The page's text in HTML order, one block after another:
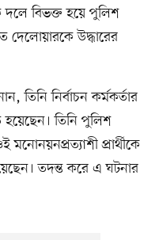
দলে বিভক্ত হয়ে পুলিশ
উদ্ধারের
তিনি নির্বাচন কর্মকর্তার
হয়েছেন। তিনি পুলিশ
মনোনয়নপ্রত্যাশী প্রার্থীকে
তদন্ত করে এ ঘটনার